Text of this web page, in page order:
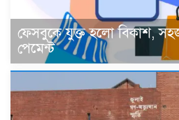
ফেসবুকে যুক্ত হলো বিকাশ,
পেমেন্ট